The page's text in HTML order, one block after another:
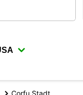
Corfu Stadt